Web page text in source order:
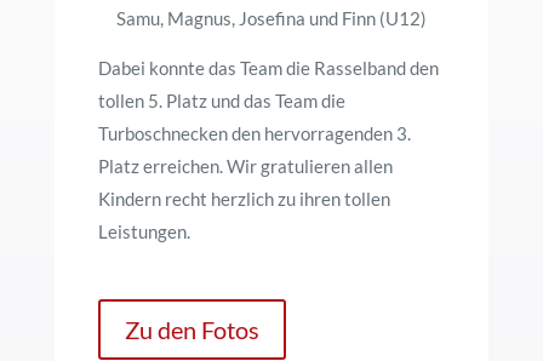
Samu, Magnus, Josefina und Finn (U12)
Dabei konnte das Team die Rasselband den
tollen 5. Platz und das Team die
Turboschnecken den hervorragenden 3.
Platz erreichen. Wir gratulieren allen
Kindern recht herzlich zu ihren tollen
Leistungen.
Zu den Fotos